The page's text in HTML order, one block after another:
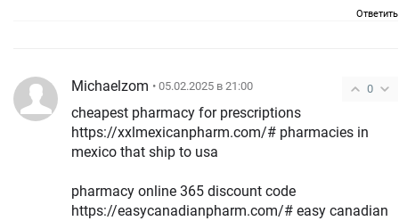
Ответить
0
Michaelzom • 05.02.2025 в 21:00
cheapest pharmacy for prescriptions
https://xxlmexicanpharm.com/# pharmacies in
mexico that ship to usa
pharmacy online 365 discount code
https://easycanadianpharm.com/# easy canadian